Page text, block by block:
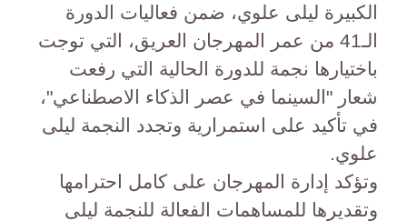
الكبيرة ليلى علوي، ضمن فعاليات الدورة
الـ41 من عمر المهرجان العريق، التي توجت
باختيارها نجمة للدورة الحالية التي رفعت
شعار "السينما في عصر الذكاء الاصطناعي"،
في تأكيد على استمرارية وتجدد النجمة ليلى
علوي.
وتؤكد إدارة المهرجان على كامل احترامها
وتقديرها للمساهمات الفعالة للنجمة ليلى